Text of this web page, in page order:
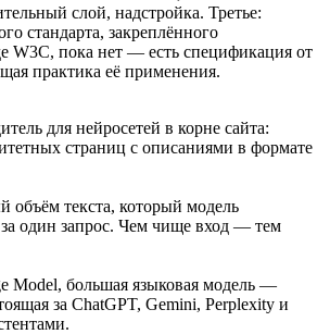
слой, надстройка. Третье:
стандарта, закреплённого
W3C, пока нет — есть спецификация от
практика её применения.
для нейросетей в корне сайта:
страниц с описаниями в формате
объём текста, который модель
за один запрос. Чем чище вход — тем
Model, большая языковая модель —
за ChatGPT, Gemini, Perplexity и